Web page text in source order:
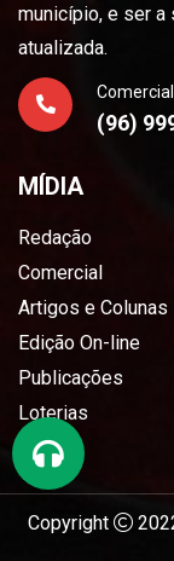
município, e ser
atualizada.
Comercial
(96)
MÍDIA
Redação
Comercial
Artigos e Colunas
Edição On-line
Publicações
Loterias
Copyright